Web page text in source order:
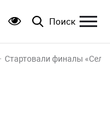
Поиск
Стартовали финалы